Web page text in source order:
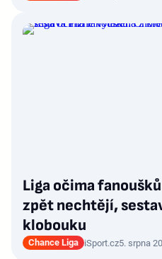
Liga očima
zpět nechtějí,
klobouku
Chance Liga iSport.cz5. srpna